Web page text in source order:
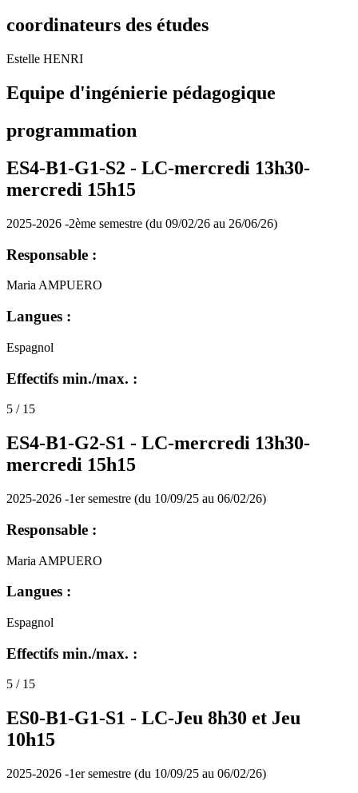
coordinateurs des études
Estelle HENRI
Equipe d'ingénierie pédagogique
programmation
ES4-B1-G1-S2 - LC-mercredi 13h30-
mercredi 15h15
2025-2026 -2ème semestre (du 09/02/26 au 26/06/26)
Responsable :
Maria AMPUERO
Langues :
Espagnol
Effectifs min./max. :
5 / 15
ES4-B1-G2-S1 - LC-mercredi 13h30-
mercredi 15h15
2025-2026 -1er semestre (du 10/09/25 au 06/02/26)
Responsable :
Maria AMPUERO
Langues :
Espagnol
Effectifs min./max. :
5 / 15
ES0-B1-G1-S1 - LC-Jeu 8h30 et Jeu
10h15
2025-2026 -1er semestre (du 10/09/25 au 06/02/26)